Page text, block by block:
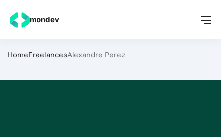
mondev
HomeFreelancesAlexandre Perez